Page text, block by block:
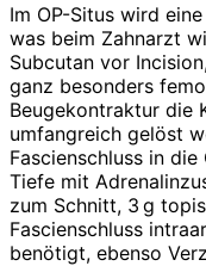
Im OP-Situs wird
was beim Zahnarzt
Subcutan vor
ganz besonders
Beugekontraktur die
umfangreich gelöst
Fascienschluss in
Tiefe mit
zum Schnitt, 3 g
Fascienschluss
benötigt, ebenso